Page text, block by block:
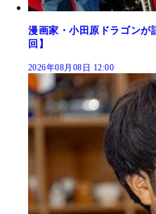
漫画家・小田原ドラゴンが
回】
2026年08月08日 12:00